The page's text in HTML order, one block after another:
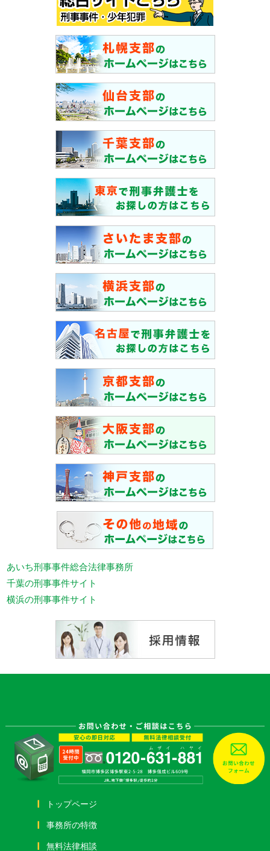
あいち刑事事件総合法律事務所
千葉の刑事事件サイト
横浜の刑事事件サイト
トップページ
事務所の特徴
無料法律相談